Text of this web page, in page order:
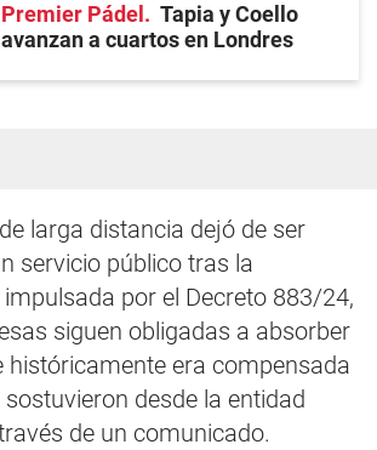
Premier Pádel
Tapia y Coello
avanzan a cuartos en Londres
larga distancia dejó de ser
servicio público tras la
por el Decreto 883/24,
siguen obligadas a absorber
históricamente era compensada
sostuvieron desde la entidad
de un comunicado.